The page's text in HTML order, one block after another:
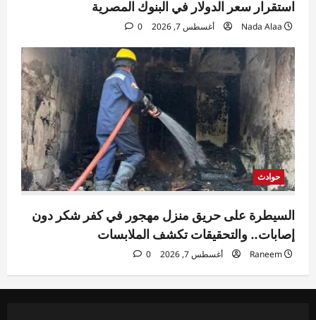
استقرار سعر الدولار في البنوك المصرية
Nada Alaa أغسطس 7, 2026 0
حوادث
السيطرة على حريق منزل مهجور في كفر شكر دون
إصابات.. والتحقيقات تكشف الملابسات
Raneem أغسطس 7, 2026 0